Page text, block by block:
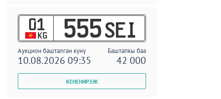
01
KG 555 SEI
Аукцион башталган күнү Баштапкы баа
10.08.2026 09:35 42 000